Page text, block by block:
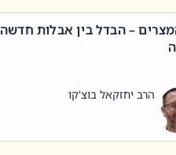
– הבדל בין אבלות חדשה
הרב יחזקאל בוצ'קו